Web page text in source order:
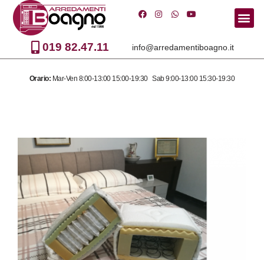
Vai
contenuto
019 82.47.11 info@arredamentiboagno.it
Orario: Mar-Ven 8:00-13:00 15:00-19:30 Sab 9:00-13:00 15:30-19:30